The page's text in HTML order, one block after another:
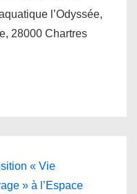
l’Odyssée,
28000 Chartres
« Vie
» à l’Espace